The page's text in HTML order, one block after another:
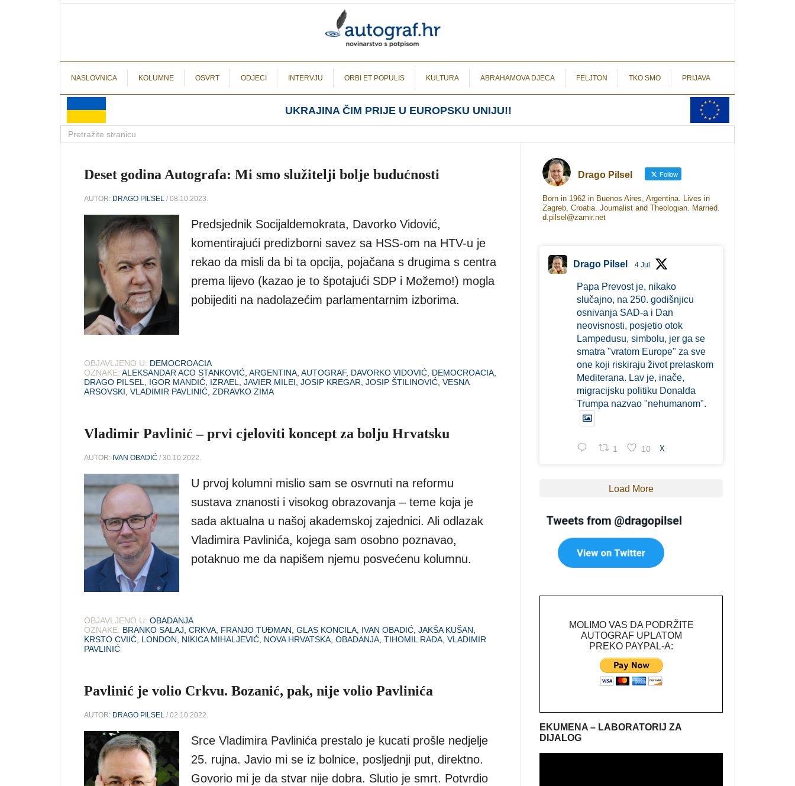
NASLOVNICA KOLUMNE OSVRT ODJECI INTERVJU ORBI ET POPULIS KULTURA ABRAHAMOVA DJECA FELJTON TKO SMO PRIJAVA
UKRAJINA ČIM PRIJE U EUROPSKU UNIJU!!
Deset godina Autografa: Mi smo služitelji bolje budućnosti
AUTOR: DRAGO PILSEL / 08.10.2023.
Predsjednik Socijaldemokrata, Davorko Vidović,
komentirajući predizborni savez sa HSS-om na HTV-u je
rekao da misli da bi ta opcija, pojačana s drugima s centra
prema lijevo (kazao je to špotajući SDP i Možemo!) mogla
pobijediti na nadolazećim parlamentarnim izborima.
OBJAVLJENO U: DEMOCROACIA
OZNAKE: ALEKSANDAR ACO STANKOVIĆ, ARGENTINA, AUTOGRAF, DAVORKO VIDOVIĆ, DEMOCROACIA,
DRAGO PILSEL, IGOR MANDIĆ, IZRAEL, JAVIER MILEI, JOSIP KREGAR, JOSIP ŠTILINOVIĆ, VESNA
ARSOVSKI, VLADIMIR PAVLINIĆ, ZDRAVKO ZIMA
Vladimir Pavlinić – prvi cjeloviti koncept za bolju Hrvatsku
AUTOR: IVAN OBADIĆ / 30.10.2022.
U prvoj kolumni mislio sam se osvrnuti na reformu
sustava znanosti i visokog obrazovanja – teme koja je
sada aktualna u našoj akademskoj zajednici. Ali odlazak
Vladimira Pavlinića, kojega sam osobno poznavao,
potaknuo me da napišem njemu posvećenu kolumnu.
OBJAVLJENO U: OBADANJA
OZNAKE: BRANKO SALAJ, CRKVA, FRANJO TUĐMAN, GLAS KONCILA, IVAN OBADIĆ, JAKŠA KUŠAN,
KRSTO CVIIĆ, LONDON, NIKICA MIHALJEVIĆ, NOVA HRVATSKA, OBADANJA, TIHOMIL RAĐA, VLADIMIR
PAVLINIĆ
Pavlinić je volio Crkvu. Bozanić, pak, nije volio Pavlinića
AUTOR: DRAGO PILSEL / 02.10.2022.
Srce Vladimira Pavlinića prestalo je kucati prošle nedjelje
25. rujna. Javio mi se iz bolnice, posljednji put, direktno.
Govorio mi je da stvar nije dobra. Slutio je smrt. Potvrdio
Drago Pilsel Follow
Born in 1962 in Buenos Aires, Argentina. Lives in
Zagreb, Croatia. Journalist and Theologian. Married.
d.pilsel@zamir.net
Drago Pilsel 4 Jul
Papa Prevost je, nikako
slučajno, na 250. godišnjicu
osnivanja SAD-a i Dan
neovisnosti, posjetio otok
Lampedusu, simbolu, jer ga se
smatra "vratom Europe" za sve
one koji riskiraju život prelaskom
Mediterana. Lav je, inače,
migracijsku politiku Donalda
Trumpa nazvao "nehumanom".
1 10 X
Load More
MOLIMO VAS DA PODRŽITE
AUTOGRAF UPLATOM
PREKO PAYPAL-A:
EKUMENA – LABORATORIJ ZA
DIJALOG